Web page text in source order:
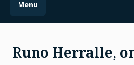
Menu
Runo Herralle,